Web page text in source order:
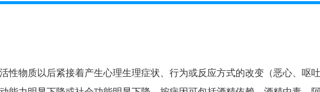
性物质以后紧接着产生心理生理症状、行为或反应方式的改变（恶心、呕